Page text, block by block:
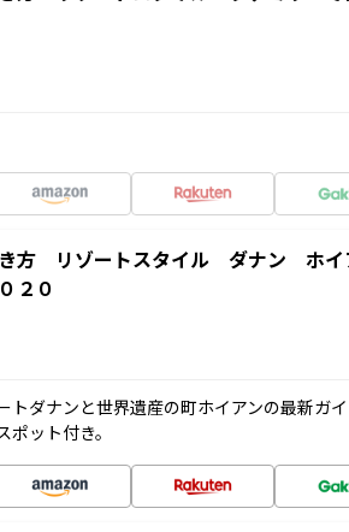
方 リゾートスタイル ダナン ホ
２０
トダナンと世界遺産の町ホイアンの最新ガ
ット付き。